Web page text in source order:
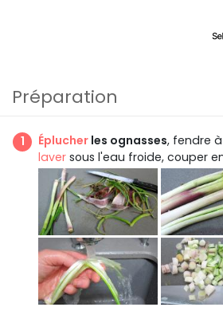
Préparation
Éplucher les ognasses, fendre
laver sous l'eau froide, couper